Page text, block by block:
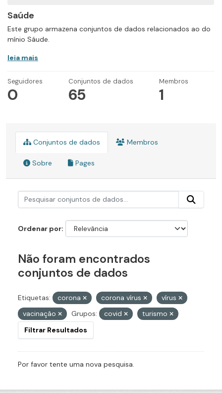
Saúde
Este grupo armazena conjuntos de dados relacionados ao do
mínio Sáude.
leia mais
Seguidores
0
Conjuntos de dados
65
Membros
1
Conjuntos de dados Membros
Sobre Pages
Ordenar por
Não foram encontrados
conjuntos de dados
Etiquetas: corona corona vírus
vírus
vacinação
Grupos: covid
turismo
Filtrar Resultados
Por favor tente uma nova pesquisa.